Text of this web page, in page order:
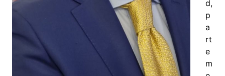
d,
p
a
rt
e
m